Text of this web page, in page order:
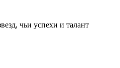
чьи успехи и талант